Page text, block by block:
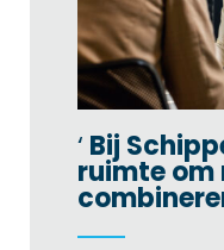
Bij
ruimte om